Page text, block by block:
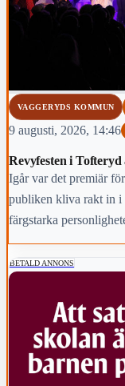
VAGGERYDS KOMMUN
9 augusti, 2026, 14:46
Revyfesten i Tofteryd
Igår var det premiär
publiken kliva rakt in i
färgstarka
BETALD ANNONS